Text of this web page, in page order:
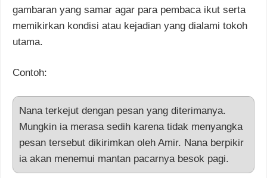
gambaran yang samar agar para pembaca ikut serta
memikirkan kondisi atau kejadian yang dialami tokoh
utama.
Contoh:
Nana terkejut dengan pesan yang diterimanya.
Mungkin ia merasa sedih karena tidak menyangka
pesan tersebut dikirimkan oleh Amir. Nana berpikir
ia akan menemui mantan pacarnya besok pagi.